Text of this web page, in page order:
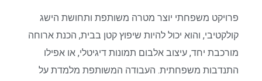
פרויקט משפחתי יוצר מטרה משותפת ותחושת הישג
קולקטיבי, והוא יכול להיות שיפוץ קטן בבית, הכנת ארוחה
מורכבת יחד, עיצוב אלבום תמונות דיגיטלי, או אפילו
התנדבות משפחתית. העבודה המשותפת מלמדת על